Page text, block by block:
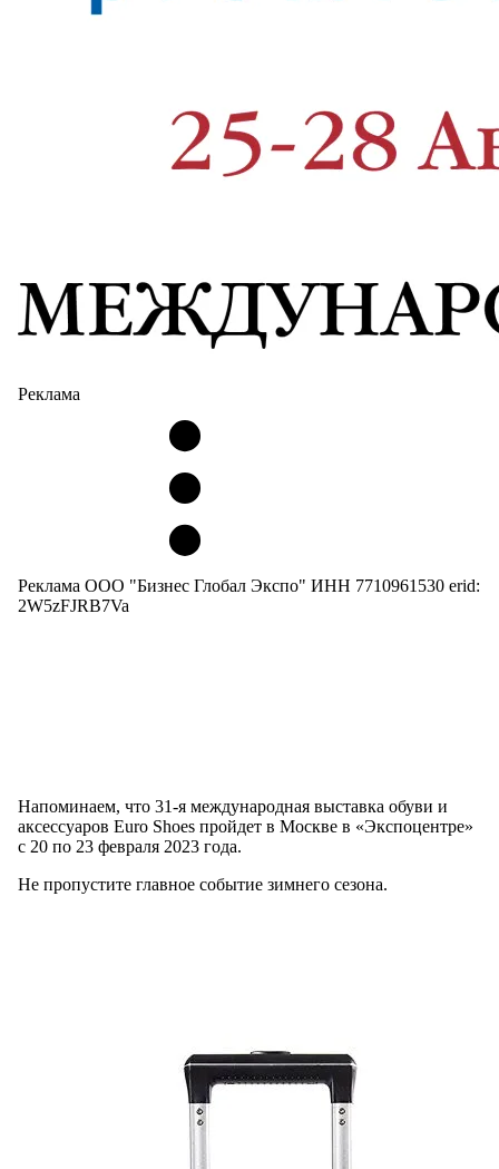
Реклама
Реклама ООО "Бизнес Глобал Экспо" ИНН 7710961530 erid:
2W5zFJRB7Va
Напоминаем, что 31-я международная выставка обуви и
аксессуаров Euro Shoes пройдет в Москве в «Экспоцентре»
с 20 по 23 февраля 2023 года.
Не пропустите главное событие зимнего сезона.